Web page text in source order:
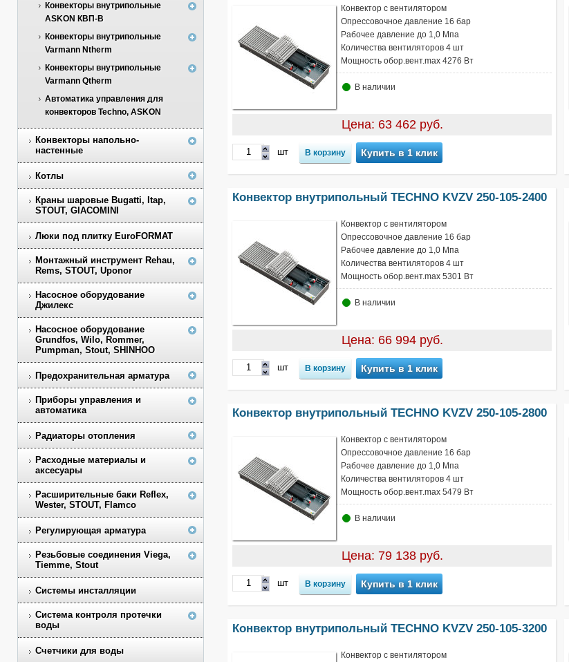
Конвекторы внутрипольные
ASKON КВП-В
Конвекторы внутрипольные
Varmann Ntherm
Конвекторы внутрипольные
Varmann Qtherm
Автоматика управления для
конвекторов Techno, ASKON
Конвекторы напольно-
настенные
Котлы
Краны шаровые Bugatti, Itap,
STOUT, GIACOMINI
Люки под плитку EuroFORMAT
Монтажный инструмент Rehau,
Rems, STOUT, Uponor
Насосное оборудование
Джилекс
Насосное оборудование
Grundfos, Wilo, Rommer,
Pumpman, Stout, SHINHOO
Предохранительная арматура
Приборы управления и
автоматика
Радиаторы отопления
Расходные материалы и
аксесуары
Расширительные баки Reflex,
Wester, STOUT, Flamco
Регулирующая арматура
Резьбовые соединения Viega,
Tiemme, Stout
Системы инсталляции
Система контроля протечки
воды
Счетчики для воды
Конвектор с вентилятором
Опрессовочное давление 16 бар
Рабочее давление до 1,0 Мпа
Количества вентиляторов 4 шт
Мощность обор.вент.max 4276 Вт
В наличии
Цена: 63 462 руб.
шт Купить в 1 клик
Конвектор внутрипольный TECHNO KVZV 250-105-2400
Конвектор с вентилятором
Опрессовочное давление 16 бар
Рабочее давление до 1,0 Мпа
Количества вентиляторов 4 шт
Мощность обор.вент.max 5301 Вт
В наличии
Цена: 66 994 руб.
шт Купить в 1 клик
Конвектор внутрипольный TECHNO KVZV 250-105-2800
Конвектор с вентилятором
Опрессовочное давление 16 бар
Рабочее давление до 1,0 Мпа
Количества вентиляторов 4 шт
Мощность обор.вент.max 5479 Вт
В наличии
Цена: 79 138 руб.
шт Купить в 1 клик
Конвектор внутрипольный TECHNO KVZV 250-105-3200
Конвектор с вентилятором